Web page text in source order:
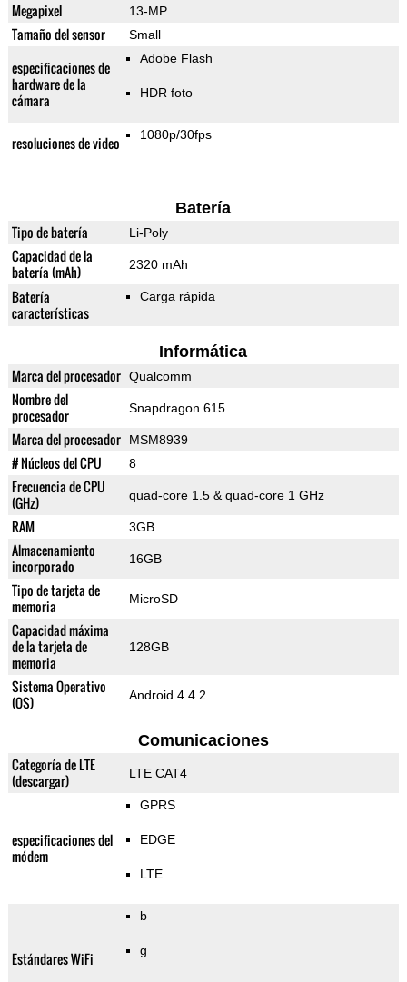
Megapixel 13-MP
Tamaño del sensor Small
especificaciones de
hardware de la
cámara
Adobe Flash
HDR foto
resoluciones de video 1080p/30fps
Batería
Tipo de batería Li-Poly
Capacidad de la
batería (mAh)
2320 mAh
Batería
características
Carga rápida
Informática
Marca del procesador Qualcomm
Nombre del
procesador
Snapdragon 615
Marca del procesador MSM8939
# Núcleos del CPU 8
Frecuencia de CPU
(GHz)
quad-core 1.5 & quad-core 1 GHz
RAM 3GB
Almacenamiento
incorporado
16GB
Tipo de tarjeta de
memoria
MicroSD
Capacidad máxima
de la tarjeta de
memoria
128GB
Sistema Operativo
(OS)
Android 4.4.2
Comunicaciones
Categoría de LTE
(descargar)
LTE CAT4
especificaciones del
módem
GPRS
EDGE
LTE
Estándares WiFi
b
g